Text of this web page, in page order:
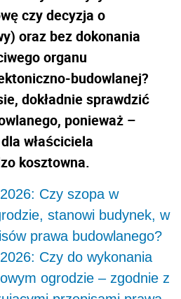
czy decyzja o
oraz bez dokonania
organu
budowlanej?
dokładnie sprawdzić
ponieważ –
właściciela
kosztowna.
Czy szopa w
stanowi budynek, w
prawa budowlanego?
Czy do wykonania
ogrodzie – zgodnie z